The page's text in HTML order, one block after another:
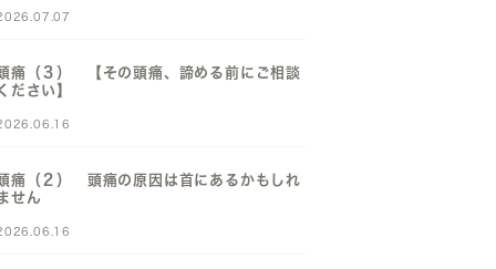
痛（３） 【その頭痛、諦める前にご相談
ださい】
痛（２） 頭痛の原因は首にあるかもしれ
せん